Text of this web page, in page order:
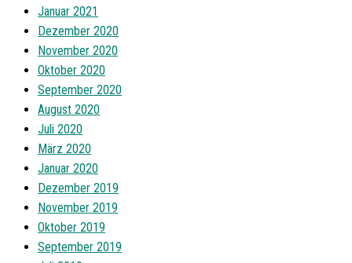
Januar 2021
Dezember 2020
November 2020
Oktober 2020
September 2020
August 2020
Juli 2020
März 2020
Januar 2020
Dezember 2019
November 2019
Oktober 2019
September 2019